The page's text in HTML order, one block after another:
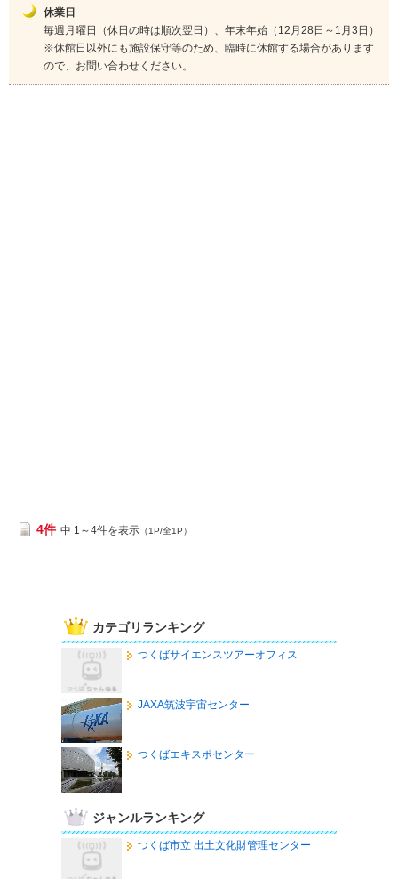
休業日
毎週月曜日（休日の時は順次翌日）、年末年始（12月28日～1月3日）
※休館日以外にも施設保守等のため、臨時に休館する場合があります
ので、お問い合わせください。
4件 中 1～4件を表示 （1P/全1P）
カテゴリランキング
つくばサイエンスツアーオフィス
JAXA筑波宇宙センター
つくばエキスポセンター
ジャンルランキング
つくば市立 出土文化財管理センター